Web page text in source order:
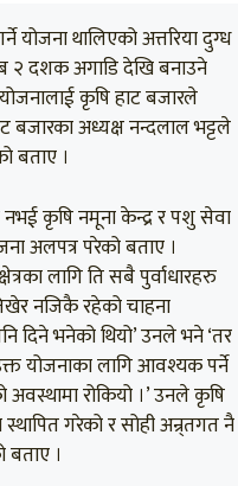
योजना थालिएको अत्तरिया दुग्ध
२ दशक अगाडि देखि बनाउने
कृषि हाट बजारले
बजारका अध्यक्ष नन्दलाल भट्टले
बताए ।
नभई कृषि नमूना केन्द्र र पशु सेवा
अलपत्र परेको बताए ।
लागि ति सबै पुर्वाधारहरु
नजिकै रहेको चाहना
दिने भनेको थियो’ उनले भने ‘तर
योजनाका लागि आवश्यक पर्ने
रोकियो ।’ उनले कृषि
गरेको र सोही अन्र्तगत नै
बताए ।